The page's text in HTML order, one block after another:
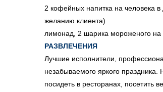
2 кофейных напитка на человека
желанию клиента)
лимонад, 2 шарика мороженого на
РАЗВЛЕЧЕНИЯ
Лучшие исполнители,
незабываемого яркого
посидеть в ресторанах, посетить